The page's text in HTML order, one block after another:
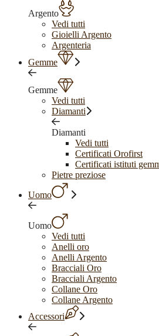
Argento
Vedi tutti
Gioielli Argento
Argenteria
Gemme
Gemme
Vedi tutti
Diamanti
Diamanti
Vedi tutti
Certificati Orofirst
Certificati istituti
Pietre preziose
Uomo
Uomo
Vedi tutti
Anelli oro
Anelli Argento
Bracciali Oro
Bracciali Argento
Collane Oro
Collane Argento
Accessori